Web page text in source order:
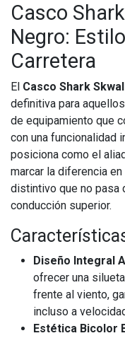
Casco
Negro:
Carretera
El Casco Shark
definitiva para
de equipamiento que
con una funcionalidad
posiciona como el
marcar la diferencia
distintivo que no pasa
conducción superior.
Diseño Integral
ofrecer una
frente al viento,
incluso a
Estética Bicolor